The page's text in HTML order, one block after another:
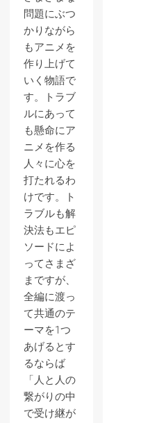
問題にぶつ
かりながら
もアニメを
作り上げて
いく物語で
す。トラブ
ルにあって
も懸命にア
ニメを作る
人々に心を
打たれるわ
けです。ト
ラブルも解
決法もエピ
ソードによ
ってさまざ
まですが、
全編に渡っ
て共通のテ
ーマを1つ
あげるとす
るならば
「人と人の
繋がりの中
で受け継が